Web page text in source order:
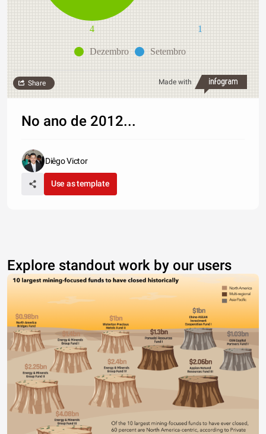
4 1
Dezembro Setembro
Made with
Share
No ano de 2012...
Diêgo Victor
Use as template
Explore standout work by our users